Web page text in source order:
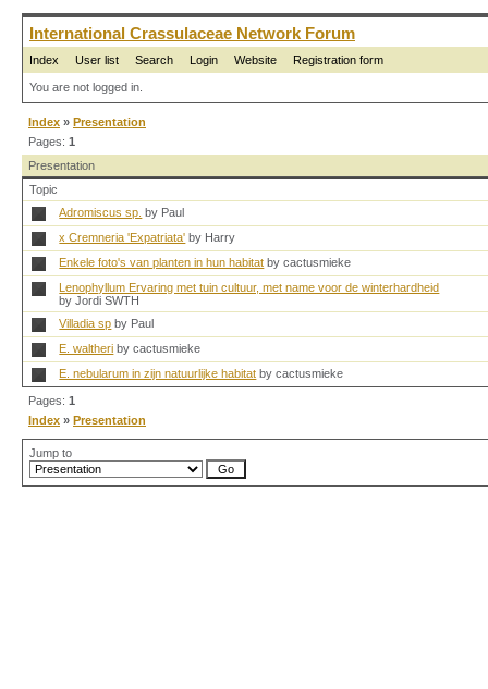
International Crassulaceae Network Forum
Index User list Search Login Website Registration form
You are not logged in.
Index » Presentation
Pages: 1
Presentation
Topic
Adromiscus sp. by Paul
x Cremneria 'Expatriata' by Harry
Enkele foto's van planten in hun habitat by cactusmieke
Lenophyllum Ervaring met tuin cultuur, met name voor de winterhardheid
by Jordi SWTH
Villadia sp by Paul
E. waltheri by cactusmieke
E. nebularum in zijn natuurlijke habitat by cactusmieke
Pages: 1
Index » Presentation
Jump to